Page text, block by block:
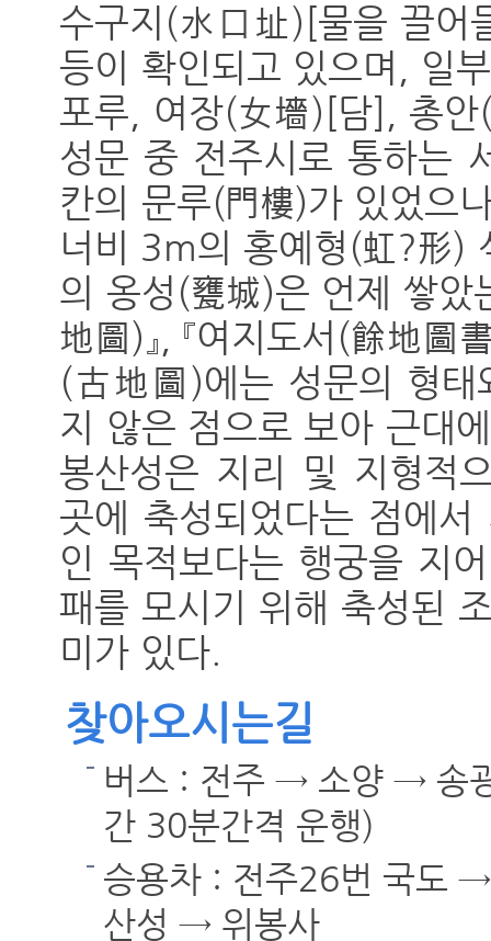
수구지(水口址)[물을 끌어
등이 확인되고 있으며, 일
포루, 여장(女墻)[담], 총
성문 중 전주시로 통하는
칸의 문루(門樓)가 있었으
너비 3m의 홍예형(虹?形)
의 옹성(甕城)은 언제 쌓았
地圖)』, 『여지도서(餘地圖
(古地圖)에는 성문의 형
지 않은 점으로 보아 근대
봉산성은 지리 및 지형적
곳에 축성되었다는 점에
인 목적보다는 행궁을 지
패를 모시기 위해 축성된
미가 있다.
찾아오시는길
버스 : 전주 → 소양 → 송
간 30분간격 운행)
승용차 : 전주26번 국도
산성 → 위봉사